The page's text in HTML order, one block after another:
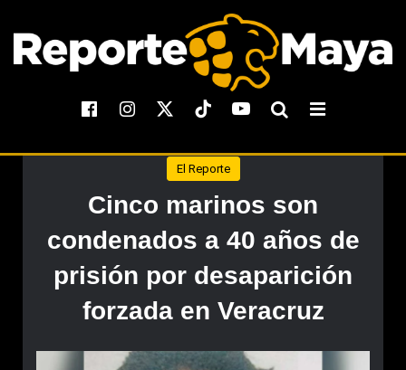
El Reporte
Cinco marinos son
condenados a 40 años de
prisión por desaparición
forzada en Veracruz